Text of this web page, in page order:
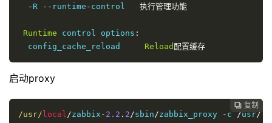
- R -- runtime - control 执行管理功能
Runtime control options :
config_cache_reload Reload配置缓存
启动proxy
 复制
/usr/ local/zabbix - 2.2 . 2/sbin/zabbix_proxy - c /usr/